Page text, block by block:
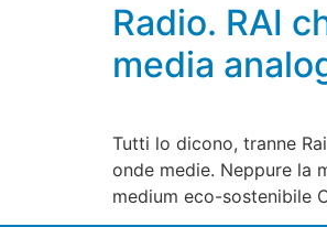
Radio. RAI
media
Tutti lo dicono, tranne
onde medie. Neppure la
medium eco-sostenibile